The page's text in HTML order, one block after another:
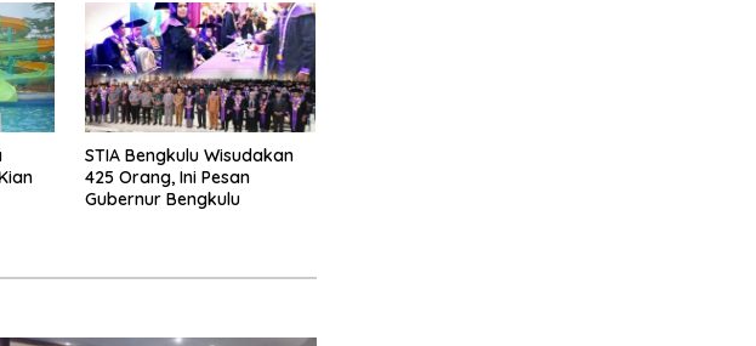
STIA Bengkulu Wisudakan
425 Orang, Ini Pesan
Gubernur Bengkulu